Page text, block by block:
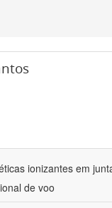
ionizantes em
de voo